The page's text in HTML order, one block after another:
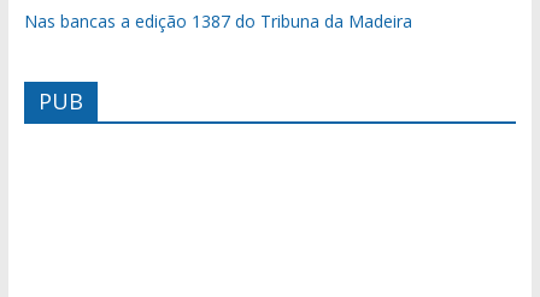
Nas bancas a edição 1387 do Tribuna da Madeira
PUB